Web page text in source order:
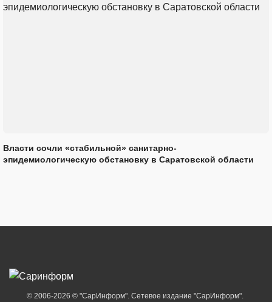
Власти сочли «стабильной» санитарно-
эпидемиологическую обстановку в Саратовской области
© 2006-2026 © "СарИнформ". Сетевое издание "СарИнформ".